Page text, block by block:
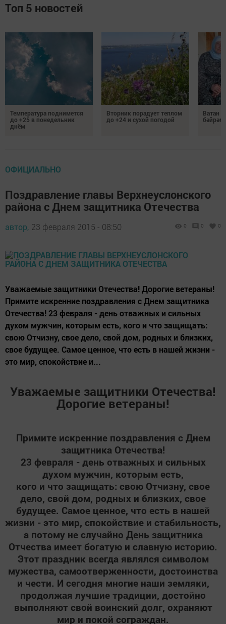
Топ 5 новостей
Температура поднимется
до +25 в понедельник
днём
Вторник порадует теплом
до +24 и сухой погодой
Ватан
бәйрәм
ОФИЦИАЛЬНО
Поздравление главы Верхнеуслонского
района с Днем защитника Отечества
автор, 23 февраля 2015 - 08:50 0 0 0
Уважаемые защитники Отечества! Дорогие ветераны!
Примите искренние поздравления с Днем защитника
Отечества! 23 февраля - день отважных и сильных
духом мужчин, которым есть, кого и что защищать:
свою Отчизну, свое дело, свой дом, родных и близких,
свое будущее. Самое ценное, что есть в нашей жизни -
это мир, спокойствие и...
Уважаемые защитники Отечества!
Дорогие ветераны!
Примите искренние поздравления с Днем
защитника Отечества!
23 февраля - день отважных и сильных
духом мужчин, которым есть,
кого и что защищать: свою Отчизну, свое
дело, свой дом, родных и близких, свое
будущее. Самое ценное, что есть в нашей
жизни - это мир, спокойствие и стабильность,
а потому не случайно День защитника
Отчества имеет богатую и славную историю.
Этот праздник всегда являлся символом
мужества, самоотверженности, достоинства
и чести. И сегодня многие наши земляки,
продолжая лучшие традиции, достойно
выполняют свой воинский долг, охраняют
мир и покой сограждан.